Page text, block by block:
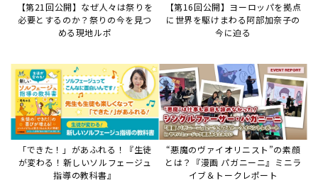
【第21回公開】なぜ人々は祭りを
必要とするのか？祭りの今を見つ
める現地ルポ
【第16回公開】ヨーロッパを拠点
に世界を駆けまわる阿部加奈子の
今に迫る
「できた！」があふれる！『生徒
が変わる！新しいソルフェージュ
指導の教科書』
“悪魔のヴァイオリニスト”の素顔
とは？『漫画 パガニーニ』ミニラ
イブ＆トークレポート